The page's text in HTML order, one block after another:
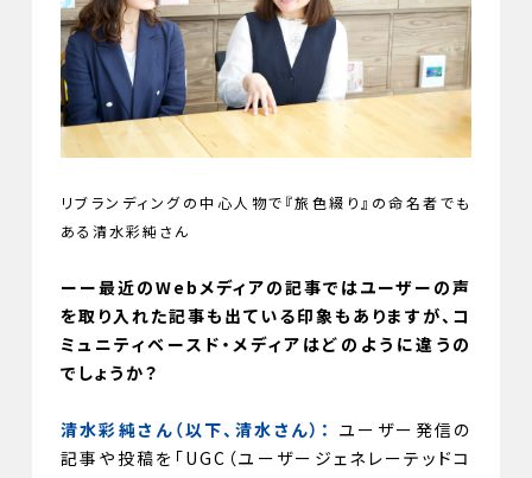
リブランディングの中心人物で『旅色綴り』の命名者でも
ある清水彩純さん
ーー最近のWebメディアの記事ではユーザーの声
を取り入れた記事も出ている印象もありますが、コ
ミュニティベースド・メディアはどのように違うの
でしょうか？
清水彩純さん（以下、清水さん）： ユーザー発信の
記事や投稿を「UGC（ユーザージェネレーテッドコ